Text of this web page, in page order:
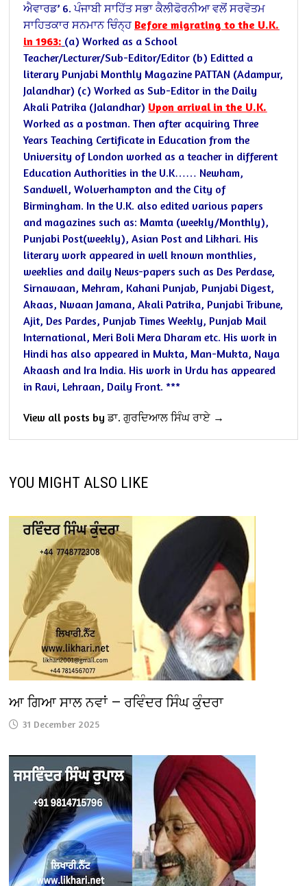
ਐਵਾਰਡ’ 6. ਪੰਜਾਬੀ ਸਾਹਿੱਤ ਸਭਾ ਕੈਲੀਫੋਰਨੀਆ ਵਲੋਂ ਸਰਵੋਤਮ
ਸਾਹਿਤਕਾਰ ਸਨਮਾਨ ਚਿੰਨ੍ਹ Before migrating to the U.K.
in 1963: (a) Worked as a School
Teacher/Lecturer/Sub-Editor/Editor (b) Editted a
literary Punjabi Monthly Magazine PATTAN (Adampur,
Jalandhar) (c) Worked as Sub-Editor in the Daily
Akali Patrika (Jalandhar) Upon arrival in the U.K.
Worked as a postman. Then after acquiring Three
Years Teaching Certificate in Education from the
University of London worked as a teacher in different
Education Authorities in the U.K…… Newham,
Sandwell, Wolverhampton and the City of
Birmingham. In the U.K. also edited various papers
and magazines such as: Mamta (weekly/Monthly),
Punjabi Post(weekly), Asian Post and Likhari. His
literary work appeared in well known monthlies,
weeklies and daily News-papers such as Des Perdase,
Sirnawaan, Mehram, Kahani Punjab, Punjabi Digest,
Akaas, Nwaan Jamana, Akali Patrika, Punjabi Tribune,
Ajit, Des Pardes, Punjab Times Weekly, Punjab Mail
International, Meri Boli Mera Dharam etc. His work in
Hindi has also appeared in Mukta, Man-Mukta, Naya
Akaash and Ira India. His work in Urdu has appeared
in Ravi, Lehraan, Daily Front. ***
View all posts by ਡਾ. ਗੁਰਦਿਆਲ ਸਿੰਘ ਰਾਏ →
YOU MIGHT ALSO LIKE
ਆ ਗਿਆ ਸਾਲ ਨਵਾਂ — ਰਵਿੰਦਰ ਸਿੰਘ ਕੁੰਦਰਾ
31 December 2025